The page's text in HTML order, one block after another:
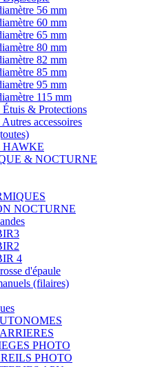
56 mm
60 mm
65 mm
80 mm
82 mm
85 mm
95 mm
115 mm
& Protections
accessoires
HAWKE
& NOCTURNE
NOCTURNE
4
d'épaule
(filaires)
PHOTO
PHOTO